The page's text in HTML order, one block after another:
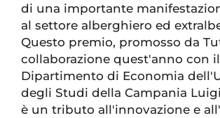
di una importante
al settore alberghiero ed
Questo premio, promosso da
collaborazione quest'anno con il
Dipartimento di Economia
degli Studi della Campania
è un tributo all'innovazione e